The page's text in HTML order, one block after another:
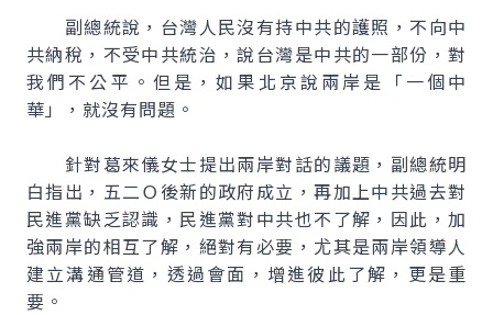
副總統說，台灣人民沒有持中共的護照，不向中
共納稅，不受中共統治，說台灣是中共的一部份，對
我們不公平。但是，如果北京說兩岸是「一個中
華」，就沒有問題。
針對葛來儀女士提出兩岸對話的議題，副總統明
白指出，五二Ｏ後新的政府成立，再加上中共過去對
民進黨缺乏認識，民進黨對中共也不了解，因此，加
強兩岸的相互了解，絕對有必要，尤其是兩岸領導人
建立溝通管道，透過會面，增進彼此了解，更是重
要。